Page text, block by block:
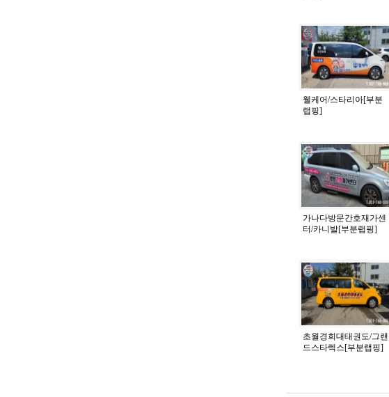
웰케어/스타리아[부분
랩핑]
가나다방문간호재가센
터/카니발[부분랩핑]
초월경희대태권도/그랜
드스타렉스[부분랩핑]